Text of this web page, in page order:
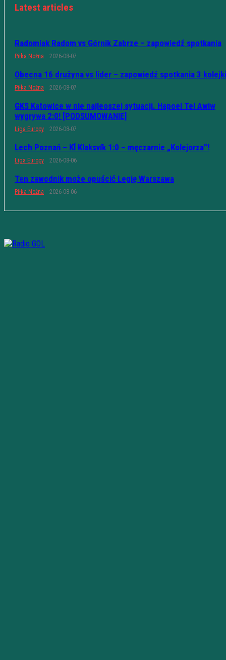
Latest articles
Radomiak Radom vs Górnik Zabrze – zapowiedź spotkania
Piłka Nożna 2026-08-07
Obecna 16 drużyna vs lider – zapowiedź spotkania 3 kolejki
Piłka Nożna 2026-08-07
GKS Katowice w nie najleoszej sytuacji. Hapoel Tel Awiw
wygrywa 2:0! [PODSUMOWANIE]
Liga Europy 2026-08-07
Lech Poznań – KÍ Klaksvík 1:0 – męczarnie „Kolejorza”!
Liga Europy 2026-08-06
Ten zawodnik może opuścić Legię Warszawa
Piłka Nożna 2026-08-06